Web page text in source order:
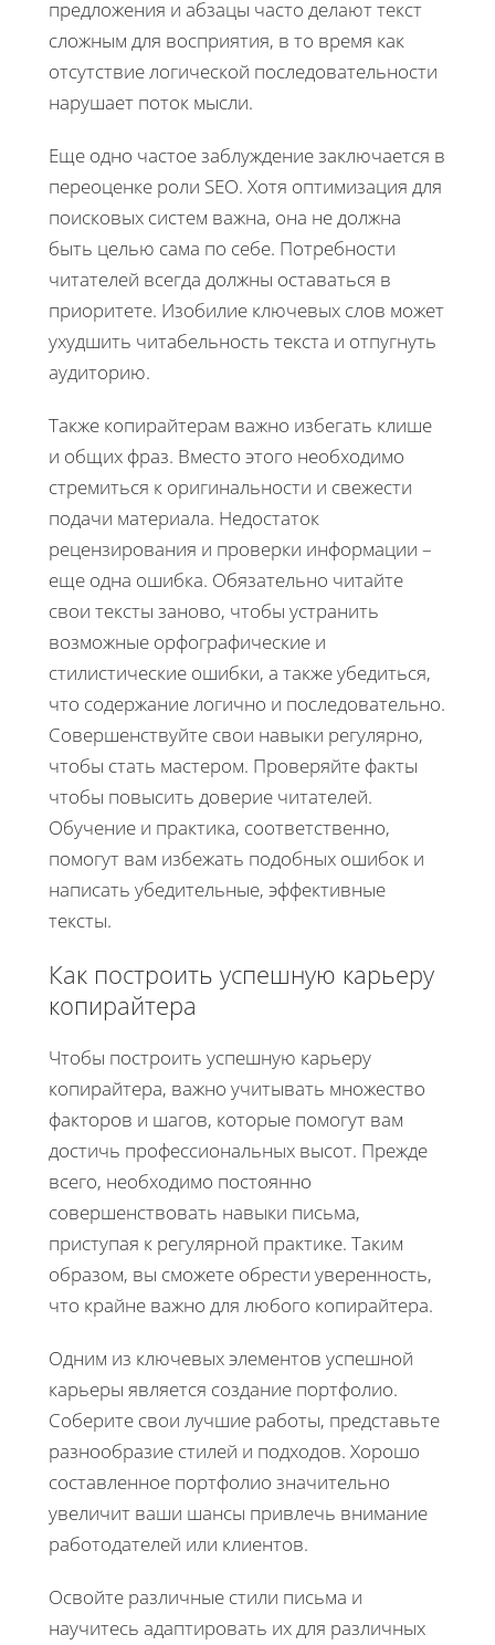
предложения и абзацы часто делают текст
сложным для восприятия, в то время как
отсутствие логической последовательности
нарушает поток мысли.
Еще одно частое заблуждение заключается в
переоценке роли SEO. Хотя оптимизация для
поисковых систем важна, она не должна
быть целью сама по себе. Потребности
читателей всегда должны оставаться в
приоритете. Изобилие ключевых слов может
ухудшить читабельность текста и отпугнуть
аудиторию.
Также копирайтерам важно избегать клише
и общих фраз. Вместо этого необходимо
стремиться к оригинальности и свежести
подачи материала. Недостаток
рецензирования и проверки информации –
еще одна ошибка. Обязательно читайте
свои тексты заново, чтобы устранить
возможные орфографические и
стилистические ошибки, а также убедиться,
что содержание логично и последовательно.
Совершенствуйте свои навыки регулярно,
чтобы стать мастером. Проверяйте факты
чтобы повысить доверие читателей.
Обучение и практика, соответственно,
помогут вам избежать подобных ошибок и
написать убедительные, эффективные
тексты.
Как построить успешную карьеру
копирайтера
Чтобы построить успешную карьеру
копирайтера, важно учитывать множество
факторов и шагов, которые помогут вам
достичь профессиональных высот. Прежде
всего, необходимо постоянно
совершенствовать навыки письма,
приступая к регулярной практике. Таким
образом, вы сможете обрести уверенность,
что крайне важно для любого копирайтера.
Одним из ключевых элементов успешной
карьеры является создание портфолио.
Соберите свои лучшие работы, представьте
разнообразие стилей и подходов. Хорошо
составленное портфолио значительно
увеличит ваши шансы привлечь внимание
работодателей или клиентов.
Освойте различные стили письма и
научитесь адаптировать их для различных